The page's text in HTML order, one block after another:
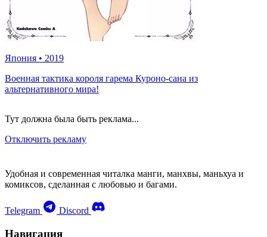
Япония • 2019
Военная тактика короля гарема Куроно-сана из
альтернативного мира!
Тут должна была быть реклама...
Отключить рекламу
Удобная и современная читалка манги, манхвы, маньхуа и
комиксов, сделанная с любовью и багами.
Telegram Discord
Навигация